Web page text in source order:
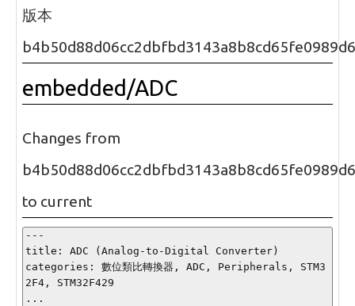
最近活動
上傳檔案
頁面原始檔
可列印版本
刪除本頁
登入 / 註冊帳號
版本
embedded/ADC
Changes from
to current
---
title: ADC (Analog-to-Digital Converter)
categories: 數位類比轉換器, ADC, Peripherals, STM3
2F4, STM32F429
...